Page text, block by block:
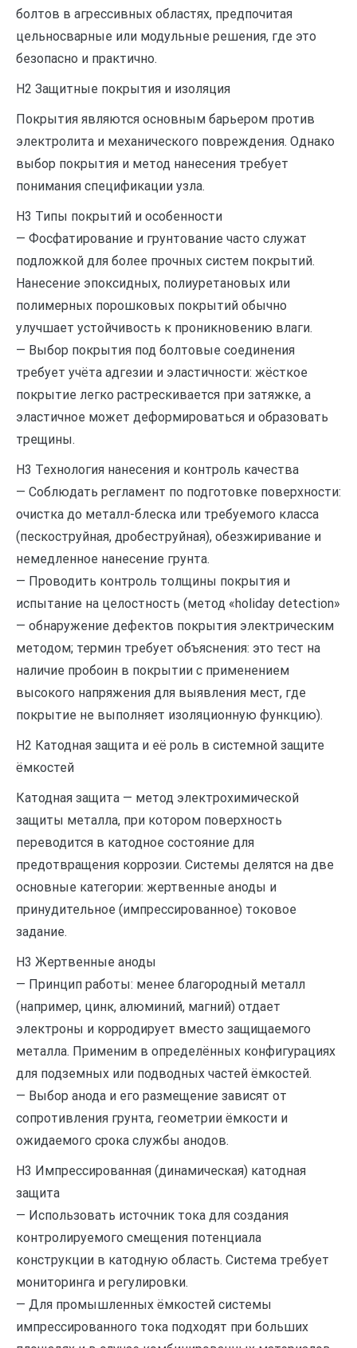
болтов в агрессивных областях, предпочитая
цельносварные или модульные решения, где это
безопасно и практично.
H2 Защитные покрытия и изоляция
Покрытия являются основным барьером против
электролита и механического повреждения. Однако
выбор покрытия и метод нанесения требует
понимания спецификации узла.
H3 Типы покрытий и особенности
— Фосфатирование и грунтование часто служат
подложкой для более прочных систем покрытий.
Нанесение эпоксидных, полиуретановых или
полимерных порошковых покрытий обычно
улучшает устойчивость к проникновению влаги.
— Выбор покрытия под болтовые соединения
требует учёта адгезии и эластичности: жёсткое
покрытие легко растрескивается при затяжке, а
эластичное может деформироваться и образовать
трещины.
H3 Технология нанесения и контроль качества
— Соблюдать регламент по подготовке поверхности:
очистка до металл-блеска или требуемого класса
(пескоструйная, дробеструйная), обезжиривание и
немедленное нанесение грунта.
— Проводить контроль толщины покрытия и
испытание на целостность (метод «holiday detection»
— обнаружение дефектов покрытия электрическим
методом; термин требует объяснения: это тест на
наличие пробоин в покрытии с применением
высокого напряжения для выявления мест, где
покрытие не выполняет изоляционную функцию).
H2 Катодная защита и её роль в системной защите
ёмкостей
Катодная защита — метод электрохимической
защиты металла, при котором поверхность
переводится в катодное состояние для
предотвращения коррозии. Системы делятся на две
основные категории: жертвенные аноды и
принудительное (импрессированное) токовое
задание.
H3 Жертвенные аноды
— Принцип работы: менее благородный металл
(например, цинк, алюминий, магний) отдает
электроны и корродирует вместо защищаемого
металла. Применим в определённых конфигурациях
для подземных или подводных частей ёмкостей.
— Выбор анода и его размещение зависят от
сопротивления грунта, геометрии ёмкости и
ожидаемого срока службы анодов.
H3 Импрессированная (динамическая) катодная
защита
— Использовать источник тока для создания
контролируемого смещения потенциала
конструкции в катодную область. Система требует
мониторинга и регулировки.
— Для промышленных ёмкостей системы
импрессированного тока подходят при больших